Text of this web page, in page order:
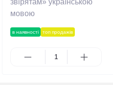
в наявності топ продажів